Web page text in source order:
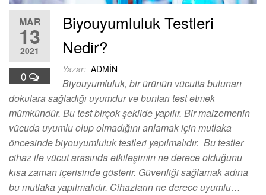
MAR
13
2021
0
Biyouyumluluk Testleri
Nedir?
Yazar: ADMIN
Biyouyumluluk, bir ürünün vücutta bulunan
dokulara sağladığı uyumdur ve bunları test etmek
mümkündür. Bu test birçok şekilde yapılır. Bir malzemenin
vücuda uyumlu olup olmadığını anlamak için mutlaka
öncesinde biyouyumluluk testleri yapılmalıdır. Bu testler
cihaz ile vücut arasında etkileşimin ne derece olduğunu
kısa zaman içerisinde gösterir. Güvenliği sağlamak adına
bu mutlaka yapılmalıdır. Cihazların ne derece uyumlu…